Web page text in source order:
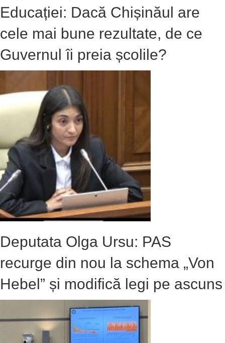
Educației: Dacă Chișinăul are
cele mai bune rezultate, de ce
Guvernul îi preia școlile?
Deputata Olga Ursu: PAS
recurge din nou la schema „Von
Hebel” și modifică legi pe ascuns